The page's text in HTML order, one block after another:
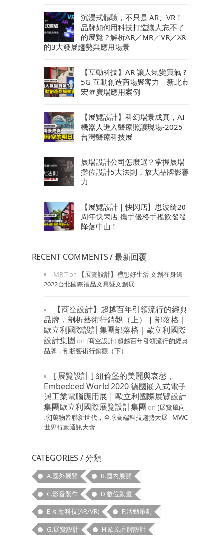
沉浸式體驗，不只是 AR、VR！
品牌如何用科技打造讓人忘不了
的展覽？解析AR／MR／VR／XR
的3大發展趨勢與應用場景
【互動科技】AR 讓人氣變買氣？
5G 互動創造商場聚客力｜新北市
宏匯廣場應用案例
【展覽設計】科幻場景成真，AI
機器人進入醫療照護現場-2025
台灣醫療科技展
展場設計公司怎麼選？掌握展場
攤位設計5大法則，放大品牌影響
力
【展覽設計｜快閃店】思波綺20
周年快閃店 攜手優格手搖飲發發
降落中山！
RECENT COMMENTS / 最新回覆
MR.T on
【展覽設計】禮想好生活 文創在身邊—
2022台北國際禮品文具暨文創展
【商空設計】超越百年引領流行的經典
品牌，剖析藝術行銷觀（上） | 部落格｜
歐立利國際設計集團部落格｜歐立利國際
設計集團 on [商空設計] 超越百年引領流行的經典
品牌，剖析藝術行銷觀（下）
[ 展覽設計 ] 紐倫堡的美麗與哀愁，
Embedded World 2020 德國嵌入式電子
與工業電腦應用展 | 歐立利國際展覽設計
集團歐立利國際展覽設計集團 on [展覽風向
球]萬物皆聯新世代，全球高端科技趨勢大展─MWC
世界行動通訊大會
CATEGORIES / 分類
A.國外展覽
B.國內展覽
C.影音製作
D.數位動畫
E.互動科技(AR/VR)
F.活動策劃
G.展覽設計
H.歐原品牌設計